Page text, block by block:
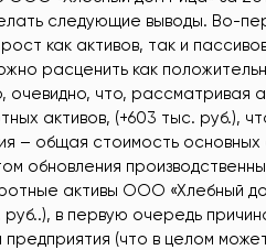
следующие выводы. Во-
как активов, так и
расценить как
очевидно, что, рассматривая
активов, (+603 тыс. руб.),
– общая стоимость
обновления
активы ООО «Хлебный
руб..), в первую очередь
предприятия (что в целом